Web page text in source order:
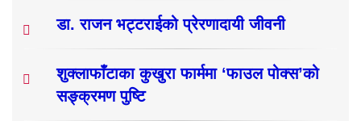
डा. राजन भट्टराईको प्रेरणादायी जीवनी
शुक्लाफाँटाका कुखुरा फार्ममा ‘फाउल पोक्स’को
सङ्क्रमण पुष्टि